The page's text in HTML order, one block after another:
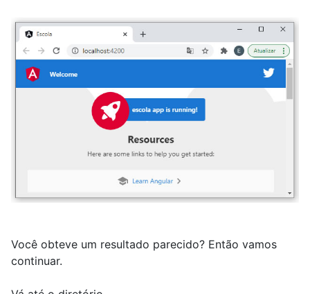
Você obteve um resultado parecido? Então vamos
continuar.